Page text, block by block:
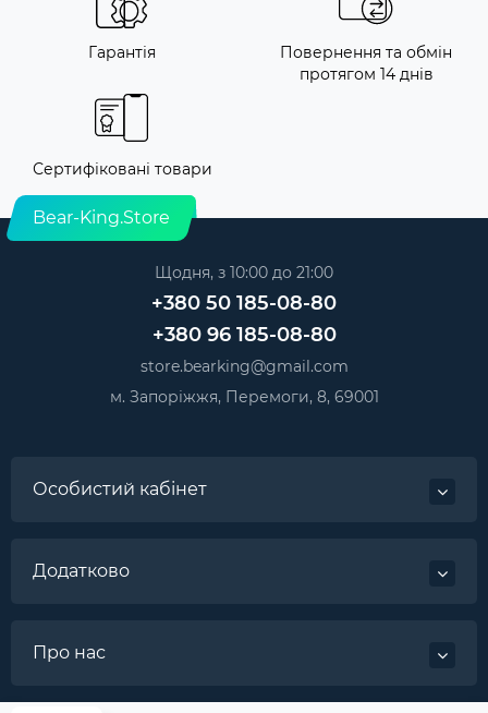
Гарантія
Повернення та обмін
протягом 14 днів
Сертифіковані товари
Bear-King.Store
Щодня, з 10:00 до 21:00
+380 50 185-08-80
+380 96 185-08-80
store.bearking@gmail.com
м. Запоріжжя, Перемоги, 8, 69001
Особистий кабінет
Додатково
Про нас